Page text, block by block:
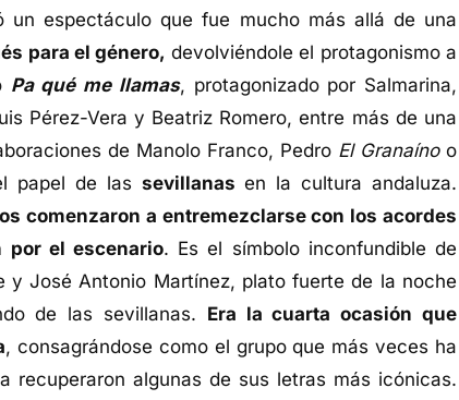
espectáculo que fue mucho más allá de una
para el género, devolviéndole el protagonismo a
Pa qué me llamas, protagonizado por Salmarina,
Pérez-Vera y Beatriz Romero, entre más de una
de Manolo Franco, Pedro El Granaínoo
papel de las sevillanas en la cultura andaluza.
comenzaron a entremezclarse con los acordes
por el escenario. Es el símbolo inconfundible de
y José Antonio Martínez, plato fuerte de la noche
de las sevillanas. Era la cuarta ocasión que
, consagrándose como el grupo que más veces ha
recuperaron algunas de sus letras más icónicas.